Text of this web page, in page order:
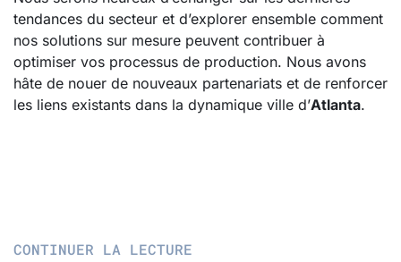
tendances du secteur et d’explorer ensemble comment
nos solutions sur mesure peuvent contribuer à
optimiser vos processus de production. Nous avons
hâte de nouer de nouveaux partenariats et de renforcer
les liens existants dans la dynamique ville d’Atlanta.
CONTINUER LA LECTURE